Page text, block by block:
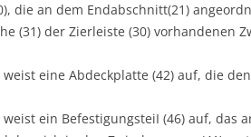
die an dem Endabschnitt(21)
(31) der Zierleiste (30) vorhandenen
weist eine Abdeckplatte (42) auf, die
weist ein BefestigungsteiI (46) auf, das